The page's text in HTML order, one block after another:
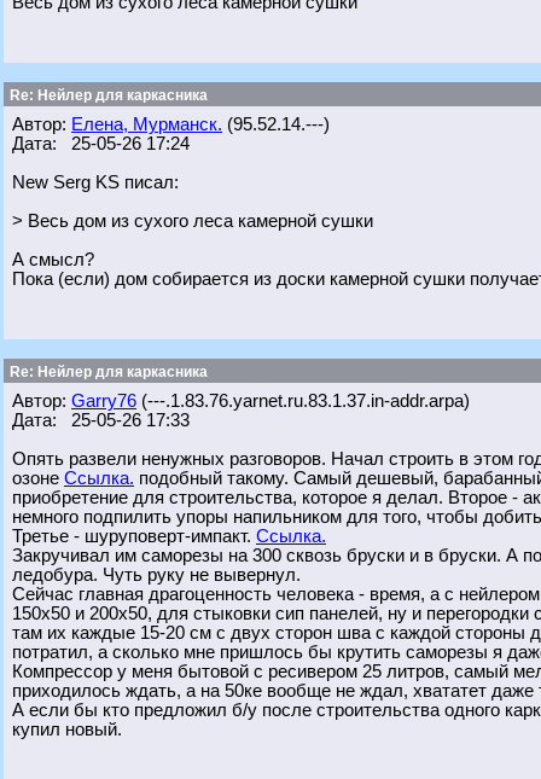
Re: Нейлер для каркасника
Автор: Елена, Мурманск. (95.52.14.---)
Дата: 25-05-26 17:24
New Serg KS писал:
> Весь дом из сухого леса камерной сушки
А смысл?
Пока (если) дом собирается из доски камерной сушки
Re: Нейлер для каркасника
Автор: Garry76 (---.1.83.76.yarnet.ru.83.1.37.in-addr.arpa)
Дата: 25-05-26 17:33
Опять развели ненужных разговоров. Начал строить в этом
озоне Ссылка. подобный такому. Самый дешевый,
приобретение для строительства, которое я делал. Второе -
немного подпилить упоры напильником для того, чтобы
Третье - шуруповерт-импакт. Ссылка.
Закручивал им саморезы на 300 сквозь бруски и в бруски. А
ледобура. Чуть руку не вывернул.
Сейчас главная драгоценность человека - время, а с
150х50 и 200х50, для стыковки сип панелей, ну и
там их каждые 15-20 см с двух сторон шва с каждой стороны
потратил, а сколько мне пришлось бы крутить саморезы я
Компрессор у меня бытовой с ресивером 25 литров, самый
приходилось ждать, а на 50ке вообще не ждал, хвататет даже
А если бы кто предложил б/у после строительства одного
купил новый.